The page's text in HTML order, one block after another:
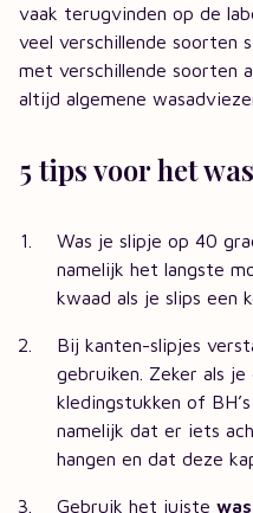
vaak terugvinden op de
veel verschillende soorten
met verschillende soorten
altijd algemene
5 tips voor het
Was je slipje op 40
namelijk het langste
kwaad als je slips een
Bij kanten-slipjes
gebruiken. Zeker als
kledingstukken of
namelijk dat er iets
hangen en dat deze
Gebruik het juiste